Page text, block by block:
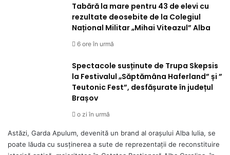
Tabără la mare pentru 43 de elevi cu
rezultate deosebite de la Colegiul
Național Militar „Mihai Viteazul” Alba
6 ore în urmă
Spectacole susținute de Trupa Skepsis
la Festivalul „Săptămâna Haferland” și ”
Teutonic Fest”, desfășurate în județul
Brașov
o zi în urmă
Astăzi, Garda Apulum, devenită un brand al orașului Alba Iulia, se
poate lăuda cu susținerea a sute de reprezentații de reconstituire